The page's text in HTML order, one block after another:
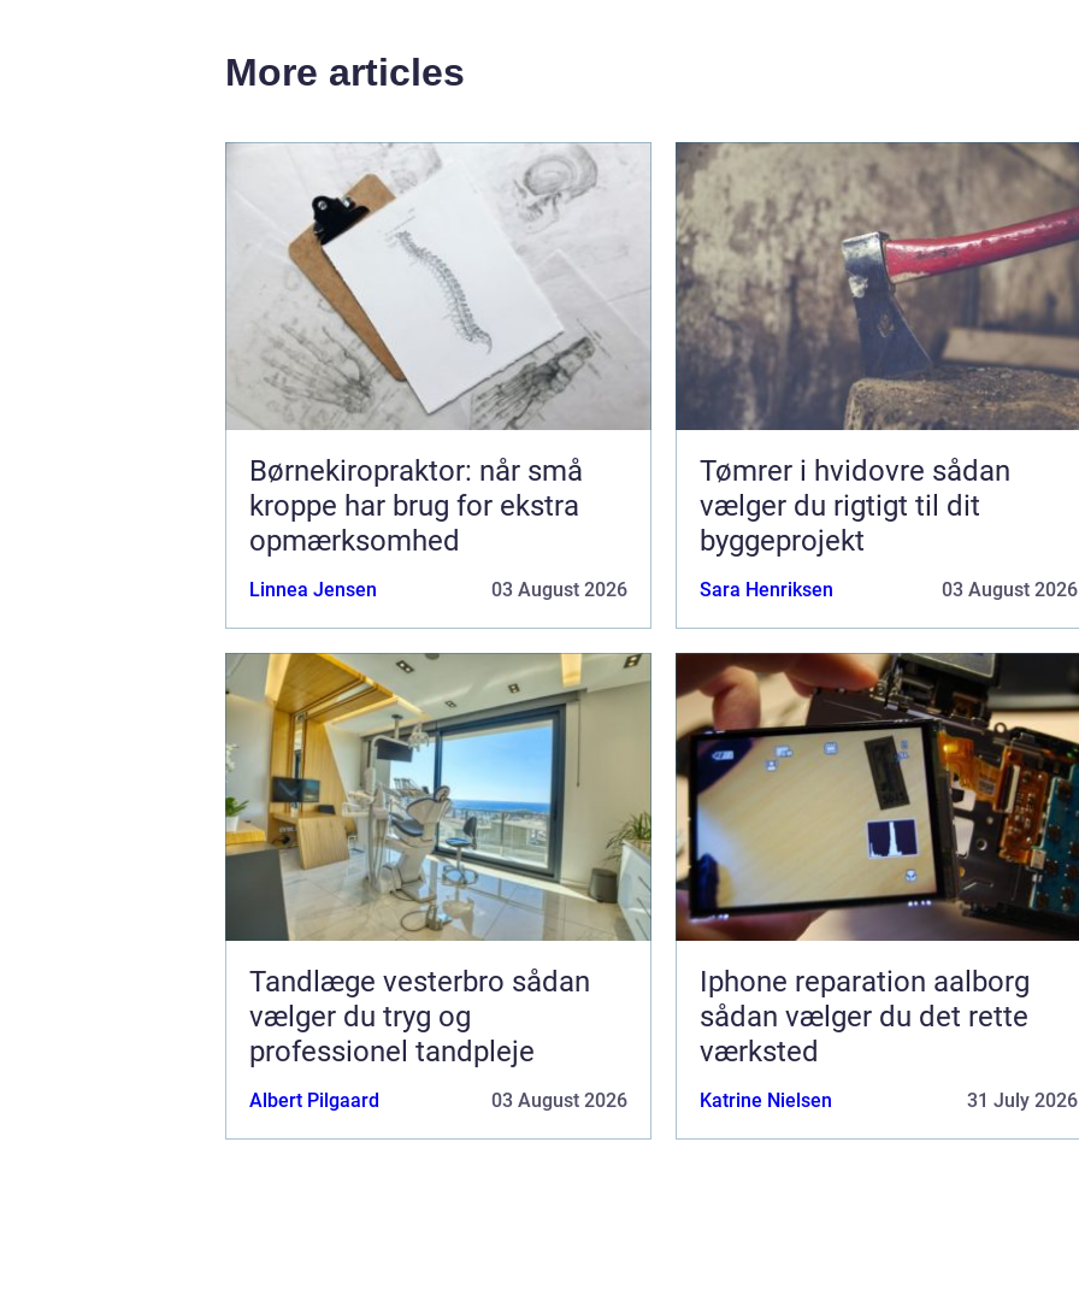
More articles
Børnekiropraktor: når små
kroppe har brug for ekstra
opmærksomhed
Linnea Jensen 03 August 2026
Tømrer i hvidovre sådan
vælger du rigtigt til dit
byggeprojekt
Sara Henriksen 03 August 2026
Tandlæge vesterbro sådan
vælger du tryg og
professionel tandpleje
Albert Pilgaard 03 August 2026
Iphone reparation aalborg
sådan vælger du det rette
værksted
Katrine Nielsen 31 July 2026